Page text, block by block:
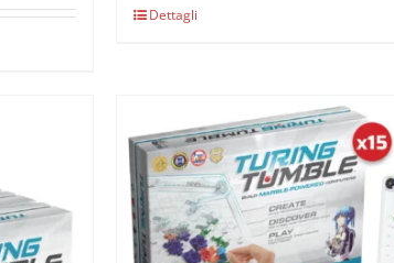
Dettagli